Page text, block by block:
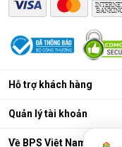
Hỗ trợ khách hàng
Quản lý tài khoản
Về BPS Việt Nam